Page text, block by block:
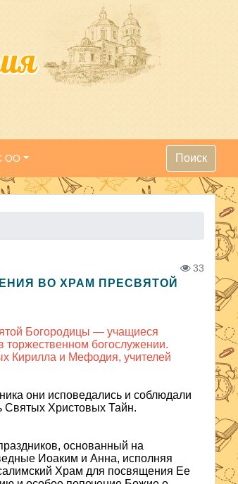
ОО Поиск
33
ВО ХРАМ ПРЕСВЯТОЙ
Богородицы — учащиеся
торжественном богослужении.
Кирилла и Мефодия, учителей
они исповедались и соблюдали
Святых Христовых Тайн.
основанный на
Иоаким и Анна, исполняя
Храм для посвящения Ее